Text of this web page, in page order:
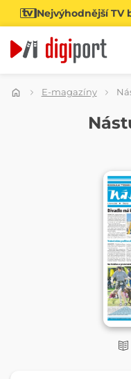
Nejvýhodnější TV
Kategorie
E-magazíny